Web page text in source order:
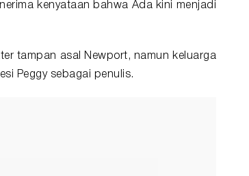
kenyataan bahwa Ada kini menjadi
tampan asal Newport, namun keluarga
Peggy sebagai penulis.